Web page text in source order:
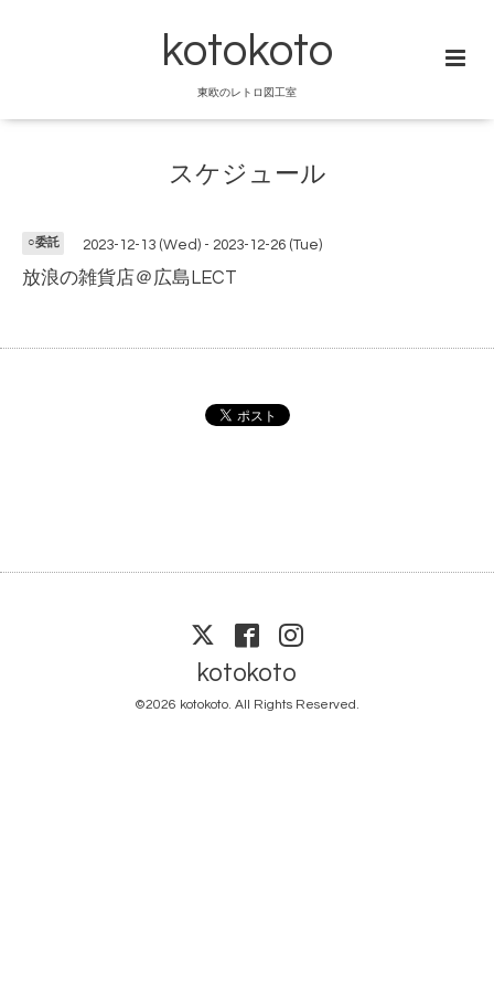
kotokoto
東欧のレトロ図工室
スケジュール
○委託 2023-12-13 (Wed) - 2023-12-26 (Tue)
放浪の雑貨店＠広島LECT
kotokoto
©2026 kotokoto. All Rights Reserved.